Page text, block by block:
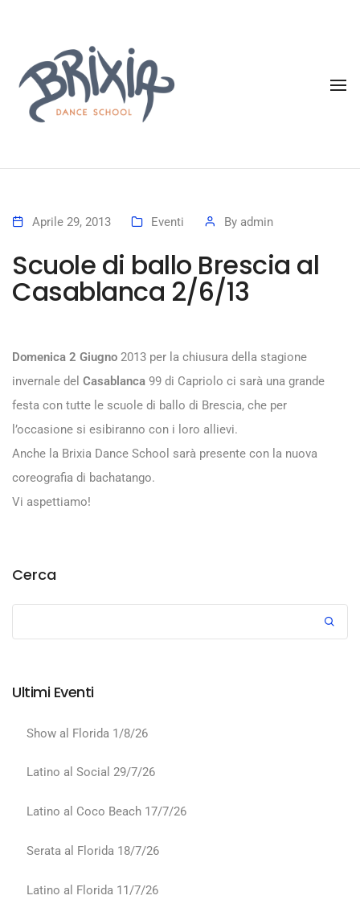
Aprile 29, 2013 Eventi By admin
Scuole di ballo Brescia al
Casablanca 2/6/13
Domenica 2 Giugno 2013 per la chiusura della stagione
invernale del Casablanca 99 di Capriolo ci sarà una grande
festa con tutte le scuole di ballo di Brescia, che per
l’occasione si esibiranno con i loro allievi.
Anche la Brixia Dance School sarà presente con la nuova
coreografia di bachatango.
Vi aspettiamo!
Cerca
Ultimi Eventi
Show al Florida 1/8/26
Latino al Social 29/7/26
Latino al Coco Beach 17/7/26
Serata al Florida 18/7/26
Latino al Florida 11/7/26